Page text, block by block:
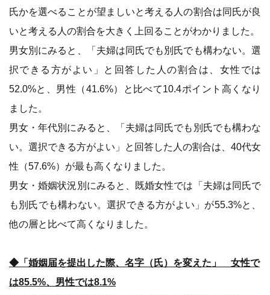
氏かを選べることが望ましいと考える人の割合は同氏が良
いと考える人の割合を大きく上回ることがわかりました。
男女別にみると、「夫婦は同氏でも別氏でも構わない。選
択できる方がよい」と回答した人の割合は、女性では
52.0%と、男性（41.6%）と比べて10.4ポイント高くなり
ました。
男女・年代別にみると、「夫婦は同氏でも別氏でも構わな
い。選択できる方がよい」と回答した人の割合は、40代女
性（57.6%）が最も高くなりました。
男女・婚姻状況別にみると、既婚女性では「夫婦は同氏で
も別氏でも構わない。選択できる方がよい」が55.3%と、
他の層と比べて高くなりました。
◆「婚姻届を提出した際、名字（氏）を変えた」 女性で
は85.5%、男性では8.1%